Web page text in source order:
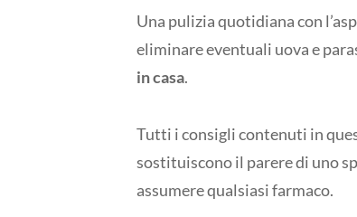
Una pulizia quotidiana con
eliminare eventuali uova e
in casa.
Tutti i consigli contenuti in
sostituiscono il parere di uno
assumere qualsiasi farmaco.